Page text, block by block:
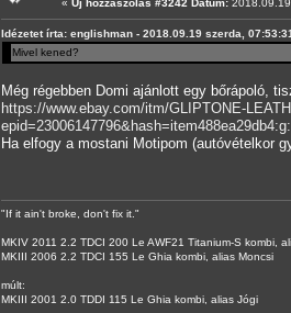
« Új hozzászólás #3242 Dátum:
Idézetet írta: englishman - 2018.09.19 szerda,
Mivel kened?
Még régebben Domi ajánlott egy bőrápoló,
https://www.ebay.com/itm/GLIPTONE-
Ha elfogy a mostani Motipom (autóvételkor
"If it ain't broke, don't fix it."
MKIV 2011 2.2 TDCI 200 Le AWF21 Titanium-S kombi,
MKIII 2006 2.2 TDCI 155 Le Ghia kombi, alias Moncsi
múlt:
MKIII 2001 2.0 TDDI 115 Le Ghia kombi, alias Jógi